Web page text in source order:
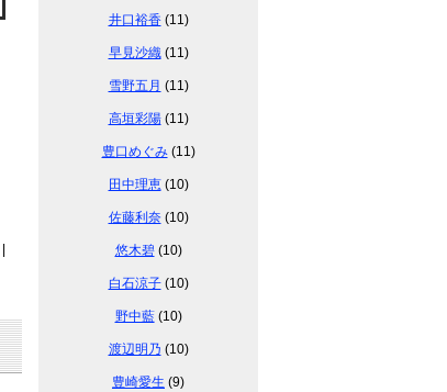
井口裕香(11)
早見沙織(11)
雪野五月 (11)
高垣彩陽(11)
豊口めぐみ(11)
田中理恵(10)
佐藤利奈(10)
悠木碧(10)
白石涼子(10)
野中藍(10)
渡辺明乃 (10)
豊崎愛生 (9)